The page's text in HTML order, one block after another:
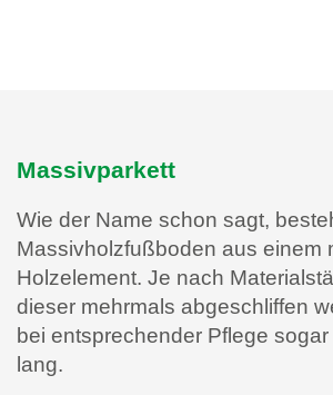
Massivparkett
Wie der Name schon sagt,
Massivholzfußboden aus einem
Holzelement. Je nach
dieser mehrmals abgeschliffen
bei entsprechender Pflege
lang.